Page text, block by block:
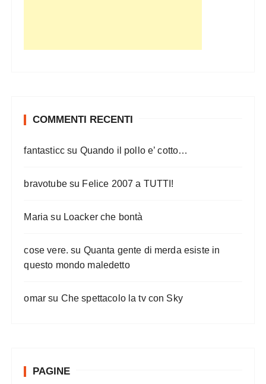
COMMENTI RECENTI
fantasticc su Quando il pollo e’ cotto…
bravotubesu Felice 2007 a TUTTI!
Maria su Loacker che bontà
cose vere. su Quanta gente di merda esiste in
questo mondo maledetto
omar su Che spettacolo la tv con Sky
PAGINE